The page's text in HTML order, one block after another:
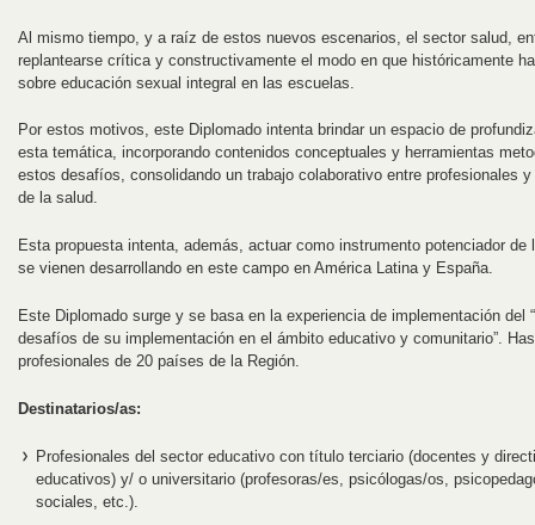
Al mismo tiempo, y a raíz de estos nuevos escenarios, el sector salud,
replantearse crítica y constructivamente el modo en que históricamente
sobre educación sexual integral en las escuelas.
Por estos motivos, este Diplomado intenta brindar un espacio de
esta temática, incorporando contenidos conceptuales y herramientas
estos desafíos, consolidando un trabajo colaborativo entre profesionales
de la salud.
Esta propuesta intenta, además, actuar como instrumento potenciador
se vienen desarrollando en este campo en América Latina y España.
Este Diplomado surge y se basa en la experiencia de implementación del
desafíos de su implementación en el ámbito educativo y comunitario”.
profesionales de 20 países de la Región.
Destinatarios/as:
Profesionales del sector educativo con título terciario (docentes y
educativos) y/ o universitario (profesoras/es, psicólogas/os,
sociales, etc.).